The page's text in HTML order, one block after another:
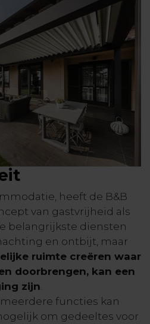
heeft de B&B
van gastvrijheid als
belangrijkste diensten
en ontbijt, maar
ruimte creëren waar
doorbrengen, kan een
zijn
functies kan
om gedeeltes voor